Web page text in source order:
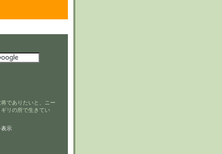
でありたいと、ニー
ギリの所で生きてい
表示